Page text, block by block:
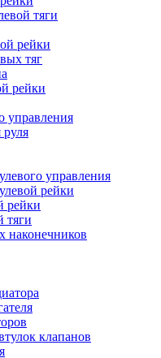
тяги
рейки
тяг
рейки
управления
руля
управления
рейки
рейки
тяги
наконечников
клапанов